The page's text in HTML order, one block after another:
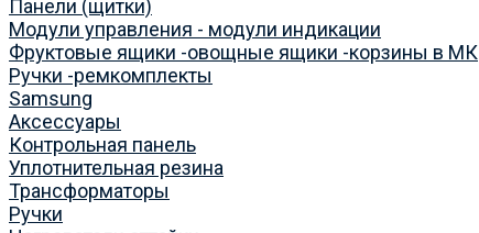
Панели (щитки)
Модули управления - модули индикации
Фруктовые ящики -овощные ящики -корзины в МК
Ручки -ремкомплекты
Samsung
Аксессуары
Контрольная панель
Уплотнительная резина
Трансформаторы
Ручки